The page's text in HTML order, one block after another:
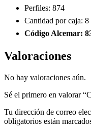
Perfiles: 874
Cantidad por caja: 8
Código Alcemar:
Valoraciones
No hay valoraciones aún.
Sé el primero en valorar
Tu dirección de correo
obligatorios están